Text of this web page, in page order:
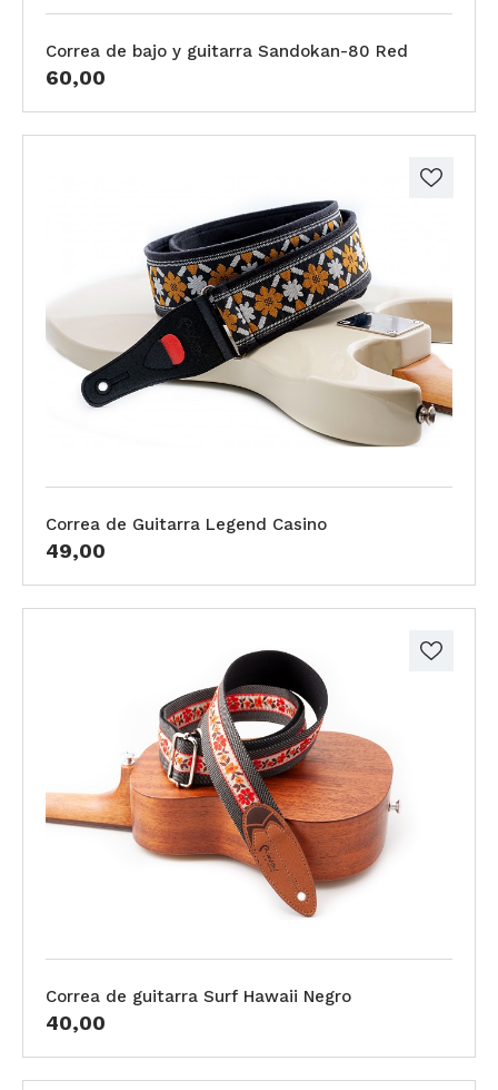
Correa de bajo y guitarra Sandokan-80 Red
60,00
Correa de Guitarra Legend Casino
49,00
Correa de guitarra Surf Hawaii Negro
40,00